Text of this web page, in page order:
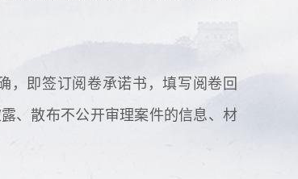
，即签订阅卷承诺书，填写阅卷回
、散布不公开审理案件的信息、材